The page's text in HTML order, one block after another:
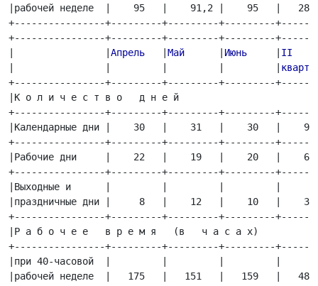
|рабочей неделе  |    95   |    91,2 |    95   |
+----------------+---------+---------+---------
+----------------+---------+---------+---------
Апрель Май Июнь II
+----------------+---------+---------+---------
|К о л и ч е с т в о   д н е й
+----------------+---------+---------+---------
|Календарные дни |    30   |    31   |    30   |
+----------------+---------+---------+---------
|Рабочие дни     |    22   |    19   |    20   |
+----------------+---------+---------+---------
|Выходные и      |         |         |         |
|праздничные дни |     8   |    12   |    10   |
+----------------+---------+---------+---------
|Р а б о ч е е   в р е м я   (в   ч а с а х)
+----------------+---------+---------+---------
|при 40-часовой  |         |         |         |
|рабочей неделе  |   175   |   151   |   159   |